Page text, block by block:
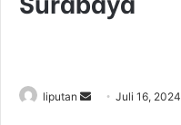
liputan Juli 16, 2024